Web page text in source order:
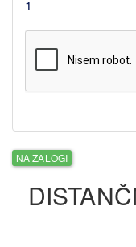
NA ZALOGI